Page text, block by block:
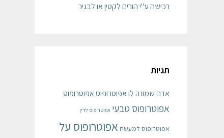
רכישה ע"י הורים לקטין או לבגיר
תגיות
אדם שמונה לו אפוטרופוסאפוטרופוס
אפוטרופוס טבעי אפוטרופוס לדין
אפוטרופוס למעשה אפוטרופוס על